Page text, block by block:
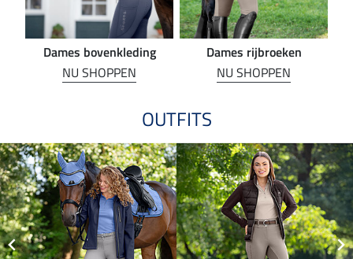
Dames bovenkleding
NU SHOPPEN
Dames rijbroeken
NU SHOPPEN
OUTFITS